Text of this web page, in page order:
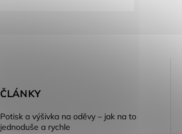
ČLÁNKY
Potisk a výšivka na oděvy – jak na to
jednoduše a rychle